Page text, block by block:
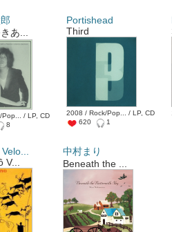
あ...
Pop... / LP, CD
8
Portishead
Third
2008 / Rock/Pop... / LP, CD
620
1
中村まり
Beneath the ...